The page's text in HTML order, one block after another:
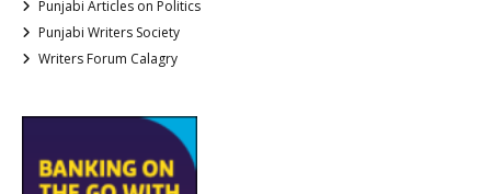
Punjabi Articles on Politics
Punjabi Writers Society
Writers Forum Calagry